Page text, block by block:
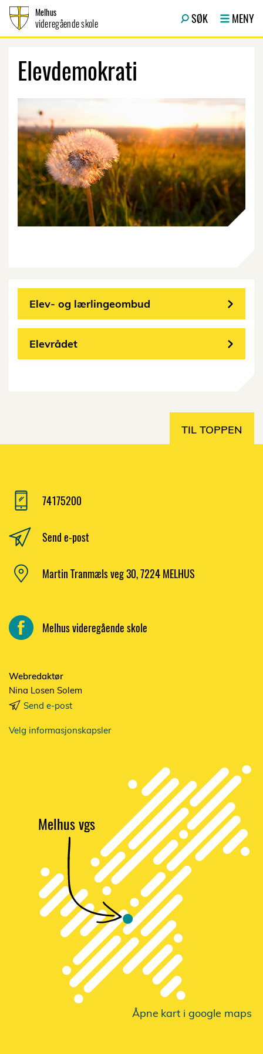
Melhus
videregående skole SØK MENY
Elevdemokrati
Elev- og lærlingeombud
Elevrådet
TIL TOPPEN
74175200
Send e-post
Martin Tranmæls veg 30, 7224 MELHUS
Melhus videregående skole
Webredaktør
Nina Losen Solem
Send e-post
Velg informasjonskapsler
Åpnekart i google maps
Melhus vgs